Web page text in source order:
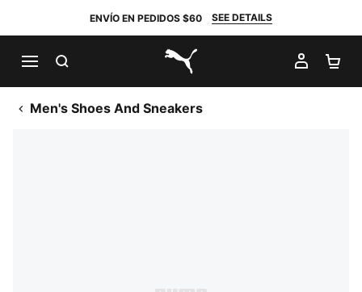
ENVÍO EN PEDIDOS $60 SEE DETAILS
PUMA.com
MI
Men's Shoes And Sneakers